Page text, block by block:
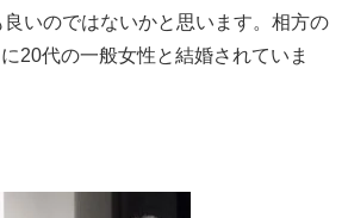
いのではないかと思います。相方の
20代の一般女性と結婚されていま